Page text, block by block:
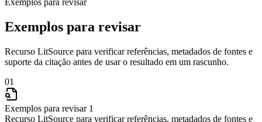
Exemplos para revisar
Exemplos para revisar
Recurso LitSource para verificar referências, metadados de fontes e
suporte da citação antes de usar o resultado em um rascunho.
01
Exemplos para revisar 1
Recurso LitSource para verificar referências, metadados de fontes e